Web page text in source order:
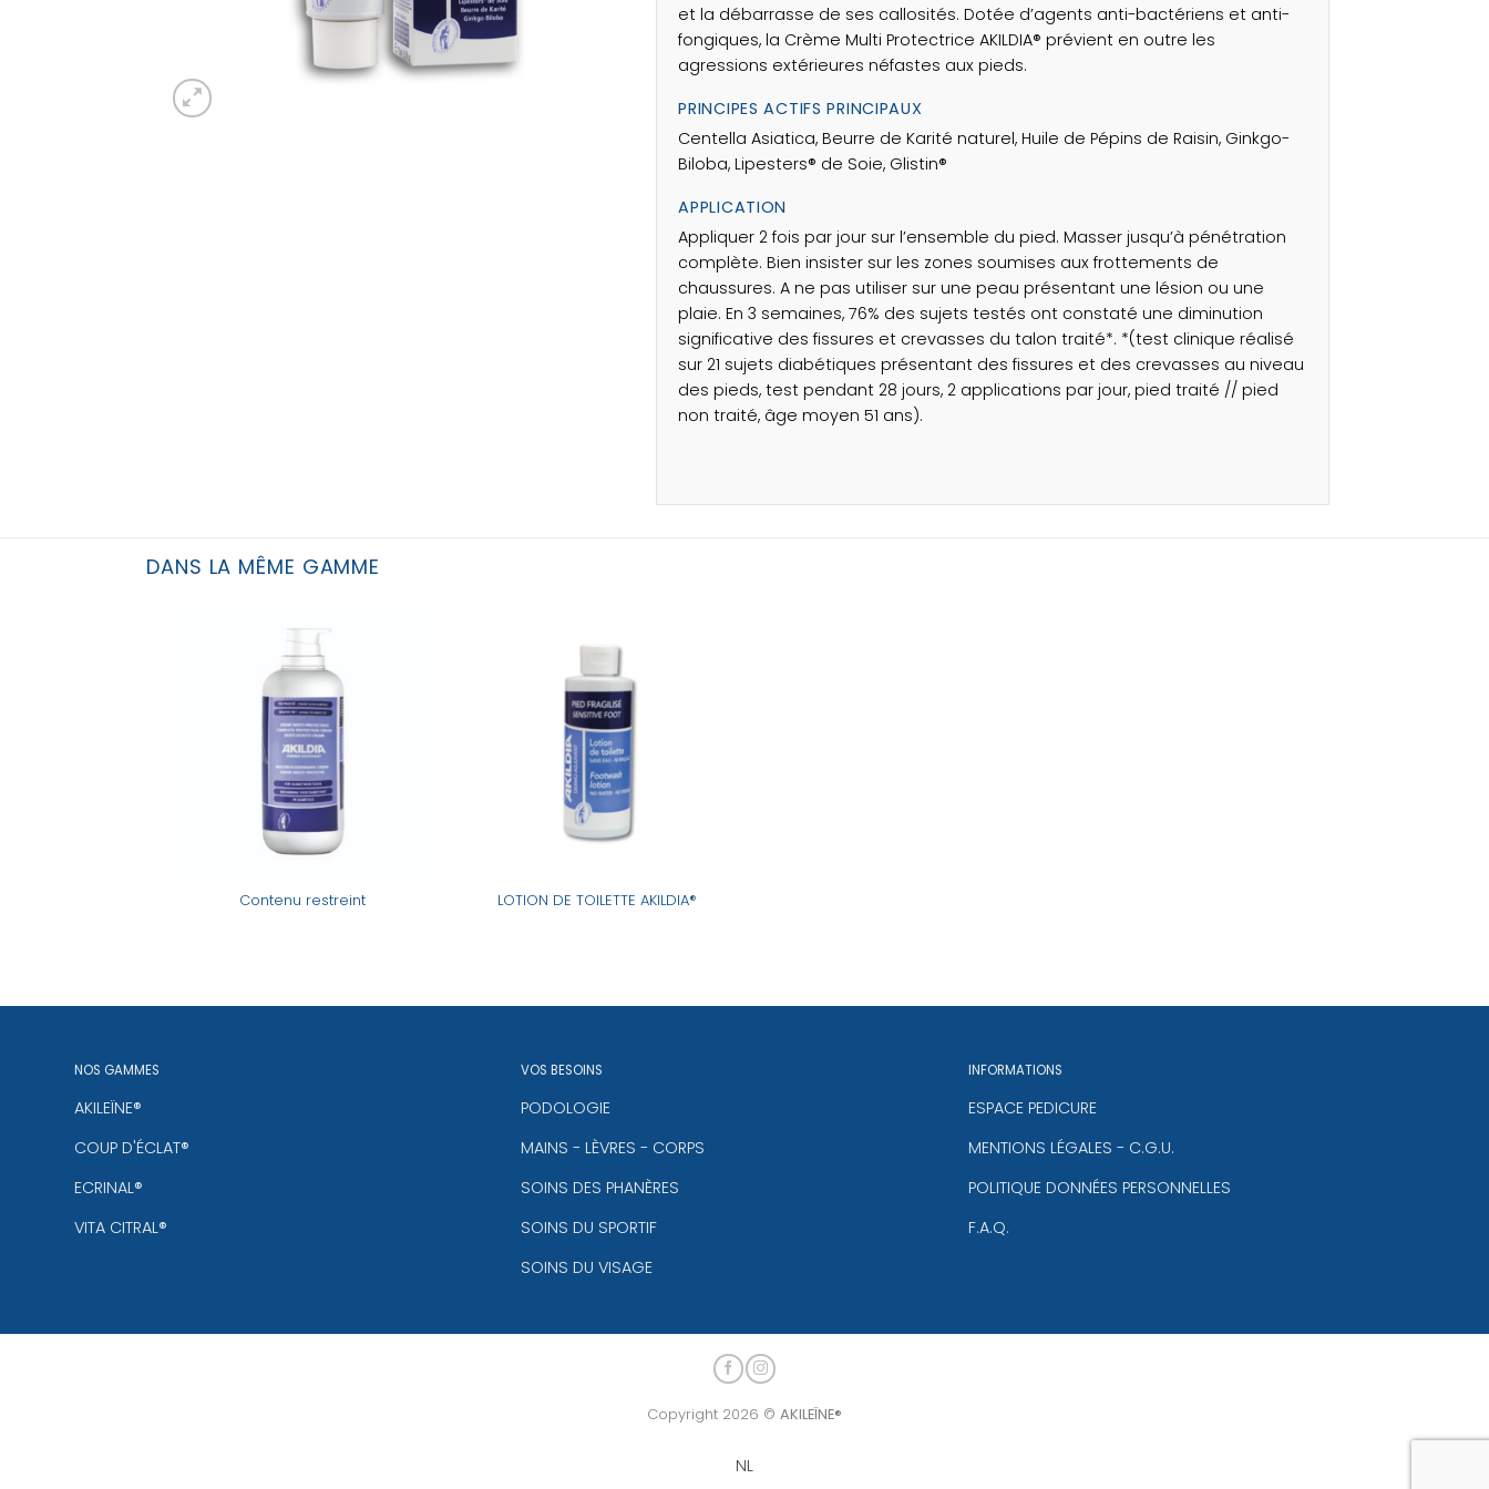
et la débarrasse de ses callosités. Dotée d’agents anti-bactériens et anti-
fongiques, la Crème Multi Protectrice AKILDIA® prévient en outre les
agressions extérieures néfastes aux pieds.
PRINCIPES ACTIFS PRINCIPAUX
Centella Asiatica, Beurre de Karité naturel, Huile de Pépins de Raisin, Ginkgo-
Biloba, Lipesters® de Soie, Glistin®
APPLICATION
Appliquer 2 fois par jour sur l’ensemble du pied. Masser jusqu’à pénétration
complète. Bien insister sur les zones soumises aux frottements de
chaussures. A ne pas utiliser sur une peau présentant une lésion ou une
plaie. En 3 semaines, 76% des sujets testés ont constaté une diminution
significative des fissures et crevasses du talon traité*. *(test clinique réalisé
sur 21 sujets diabétiques présentant des fissures et des crevasses au niveau
des pieds, test pendant 28 jours, 2 applications par jour, pied traité // pied
non traité, âge moyen 51 ans).
DANS LA MÊME GAMME
Contenu restreint LOTION DE TOILETTE AKILDIA®
NOS GAMMES
AKILEÏNE®
COUP D'ÉCLAT®
ECRINAL®
VITA CITRAL®
VOS BESOINS
PODOLOGIE
MAINS - LÈVRES - CORPS
SOINS DES PHANÈRES
SOINS DU SPORTIF
SOINS DU VISAGE
INFORMATIONS
ESPACE PEDICURE
MENTIONS LÉGALES - C.G.U.
POLITIQUE DONNÉES PERSONNELLES
F.A.Q.
Copyright 2026 © AKILEÏNE®
NL